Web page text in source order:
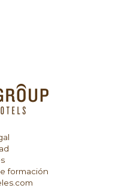
formación